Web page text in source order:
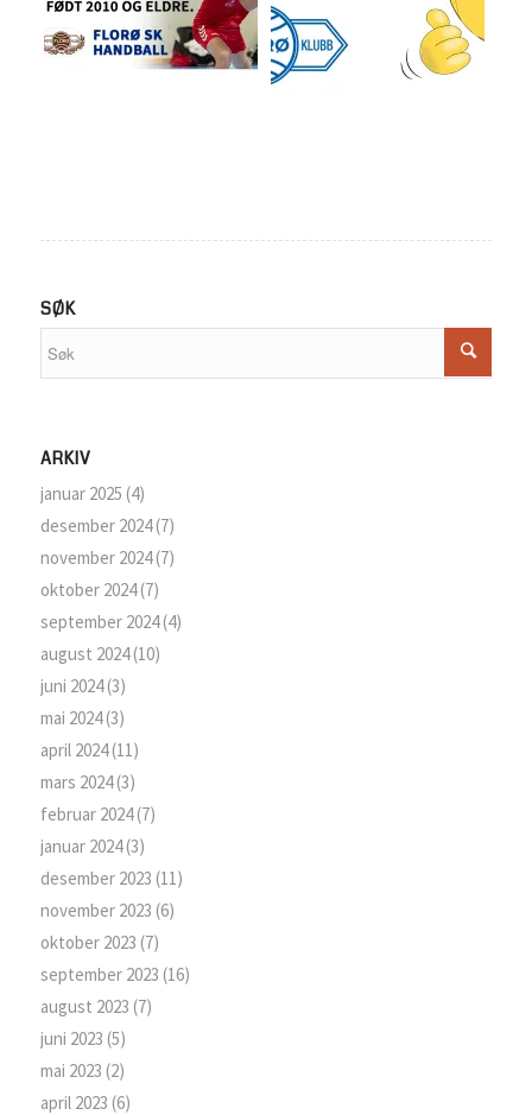
SØK
ARKIV
januar 2025 (4)
desember 2024(7)
november 2024(7)
oktober 2024(7)
september 2024(4)
august 2024(10)
juni 2024(3)
mai 2024(3)
april 2024(11)
mars 2024(3)
februar 2024(7)
januar 2024(3)
desember 2023 (11)
november 2023 (6)
oktober 2023 (7)
september 2023 (16)
august 2023 (7)
juni 2023 (5)
mai 2023 (2)
april 2023 (6)